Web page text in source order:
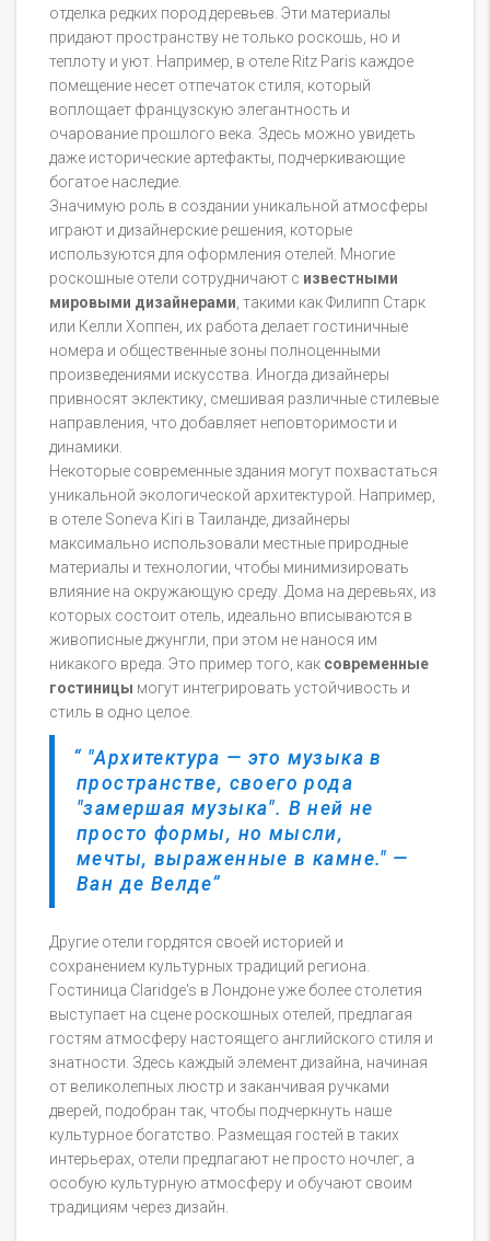
отделка редких пород деревьев. Эти материалы
придают пространству не только роскошь, но и
теплоту и уют. Например, в отеле Ritz Paris каждое
помещение несет отпечаток стиля, который
воплощает французскую элегантность и
очарование прошлого века. Здесь можно увидеть
даже исторические артефакты, подчеркивающие
богатое наследие.
Значимую роль в создании уникальной атмосферы
играют и дизайнерские решения, которые
используются для оформления отелей. Многие
роскошные отели сотрудничают с известными
мировыми дизайнерами , такими как Филипп Старк
или Келли Хоппен, их работа делает гостиничные
номера и общественные зоны полноценными
произведениями искусства. Иногда дизайнеры
привносят эклектику, смешивая различные стилевые
направления, что добавляет неповторимости и
динамики.
Некоторые современные здания могут похвастаться
уникальной экологической архитектурой. Например,
в отеле Soneva Kiri в Таиланде, дизайнеры
максимально использовали местные природные
материалы и технологии, чтобы минимизировать
влияние на окружающую среду. Дома на деревьях, из
которых состоит отель, идеально вписываются в
живописные джунгли, при этом не нанося им
никакого вреда. Это пример того, как современные
гостиницы могут интегрировать устойчивость и
стиль в одно целое.
"Архитектура — это музыка в
пространстве, своего рода
"замершая музыка". В ней не
просто формы, но мысли,
мечты, выраженные в камне." —
Ван де Велде
Другие отели гордятся своей историей и
сохранением культурных традиций региона.
Гостиница Claridge's в Лондоне уже более столетия
выступает на сцене роскошных отелей, предлагая
гостям атмосферу настоящего английского стиля и
знатности. Здесь каждый элемент дизайна, начиная
от великолепных люстр и заканчивая ручками
дверей, подобран так, чтобы подчеркнуть наше
культурное богатство. Размещая гостей в таких
интерьерах, отели предлагают не просто ночлег, а
особую культурную атмосферу и обучают своим
традициям через дизайн.